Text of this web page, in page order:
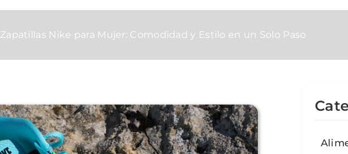
Zapatillas Nike para Mujer: Comodidad y Estilo en un Solo Paso